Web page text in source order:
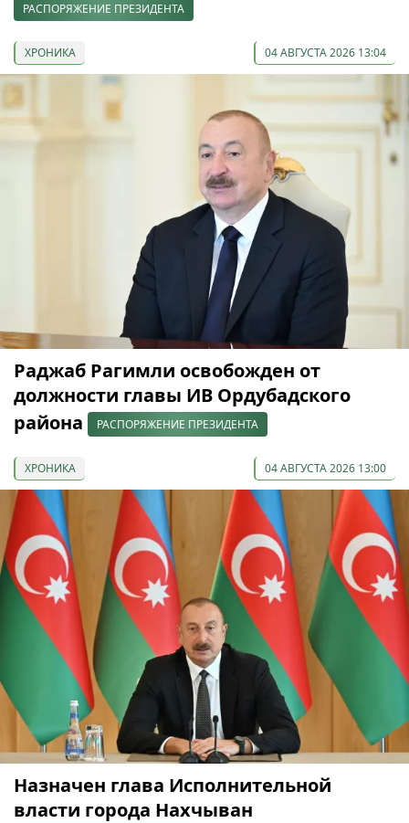
РАСПОРЯЖЕНИЕ ПРЕЗИДЕНТА
ХРОНИКА 04 АВГУСТА 2026 13:04
Раджаб Рагимли освобожден от
должности главы ИВ Ордубадского
района
РАСПОРЯЖЕНИЕ ПРЕЗИДЕНТА
ХРОНИКА 04 АВГУСТА 2026 13:00
Назначен глава Исполнительной
власти города Нахчыван